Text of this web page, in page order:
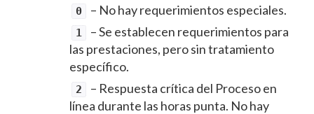
0 – No hay requerimientos especiales.
1
– Se establecen requerimientos para
las prestaciones, pero sin tratamiento
específico.
2
– Respuesta crítica del Proceso en
línea durante las horas punta. No hay